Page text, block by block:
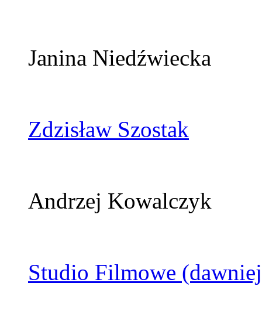
Janina Niedźwiecka
Zdzisław Szostak
Andrzej Kowalczyk
Studio Filmowe